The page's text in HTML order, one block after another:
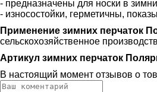
- предназначены для носки в
- износостойки, герметичны,
Применение зимних перчаток
сельскохозяйственное
Артикул зимних перчаток
В настоящий момент отзывов о